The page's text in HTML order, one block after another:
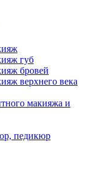
губ
бровей
верхнего века
макияжа и
педикюр